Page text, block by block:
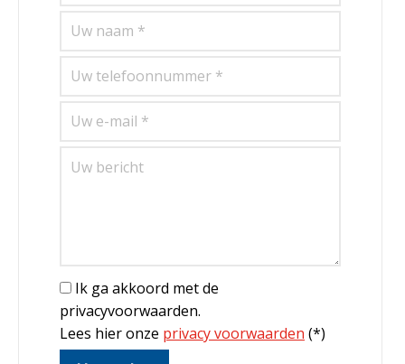
Ik ga akkoord met de
privacyvoorwaarden.
Lees hier onze privacy voorwaarden (*)